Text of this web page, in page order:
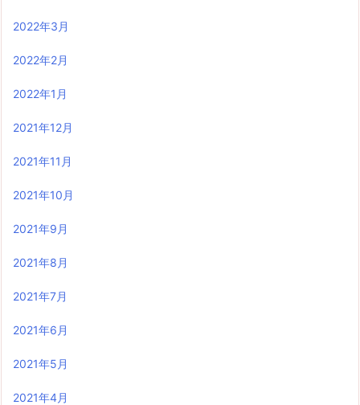
2022年3月
2022年2月
2022年1月
2021年12月
2021年11月
2021年10月
2021年9月
2021年8月
2021年7月
2021年6月
2021年5月
2021年4月